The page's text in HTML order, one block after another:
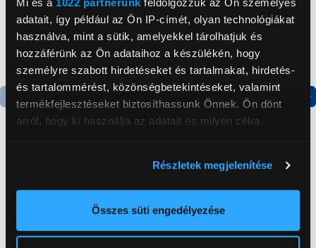
adatait, így például az Ön IP-címét, olyan technológiákat
használva, mint a sütik, amelyekkel tárolhatjuk és
hozzáférünk az Ön adataihoz a készülékén, hogy
személyre szabott hirdetéseket és tartalmakat, hirdetés-
és tartalommérést, közönségbetekintéseket, valamint
termékfejlesztéseket biztosíthassunk Önnek. Ön dönt
arról, hogy ki használja az adatait és milyen célra.
elhelyezkedéséről pár méteres pontossággal
Az Ön készülékén beazonosítása annak konkrét
Részletek megjelenítése
Összes süti engedélyezése
Termék adatlap Termék adatlap
Gorenje N619EAXL4
kombinált hűtőszekrény
179 999 Ft